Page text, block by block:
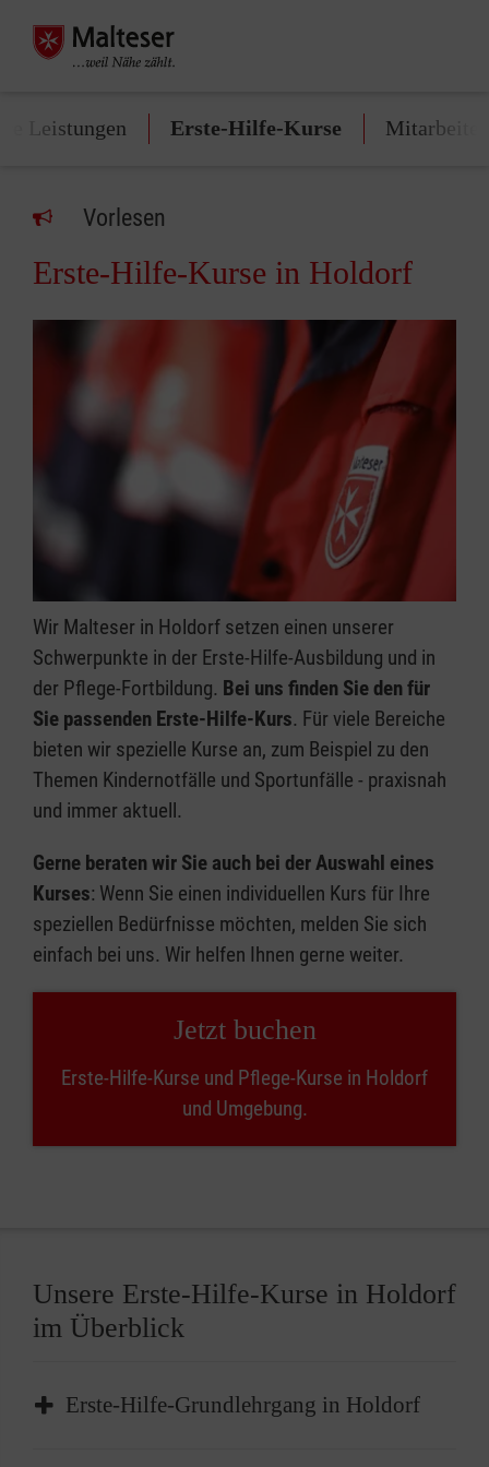
Leistungen Erste-Hilfe-Kurse Mitarbeiten
Vorlesen
Erste-Hilfe-Kurse in Holdorf
Wir Malteser in Holdorf setzen einen unserer
Schwerpunkte in der Erste-Hilfe-Ausbildung und in
der Pflege-Fortbildung. Bei uns finden Sie den für
Sie passenden Erste-Hilfe-Kurs. Für viele Bereiche
bieten wir spezielle Kurse an, zum Beispiel zu den
Themen Kindernotfälle und Sportunfälle - praxisnah
und immer aktuell.
Gerne beraten wir Sie auch bei der Auswahl eines
Kurses: Wenn Sie einen individuellen Kurs für Ihre
speziellen Bedürfnisse möchten, melden Sie sich
einfach bei uns. Wir helfen Ihnen gerne weiter.
Jetzt buchen
Erste-Hilfe-Kurse und Pflege-Kurse in Holdorf
und Umgebung.
Unsere Erste-Hilfe-Kurse in Holdorf
im Überblick
Erste-Hilfe-Grundlehrgang in Holdorf